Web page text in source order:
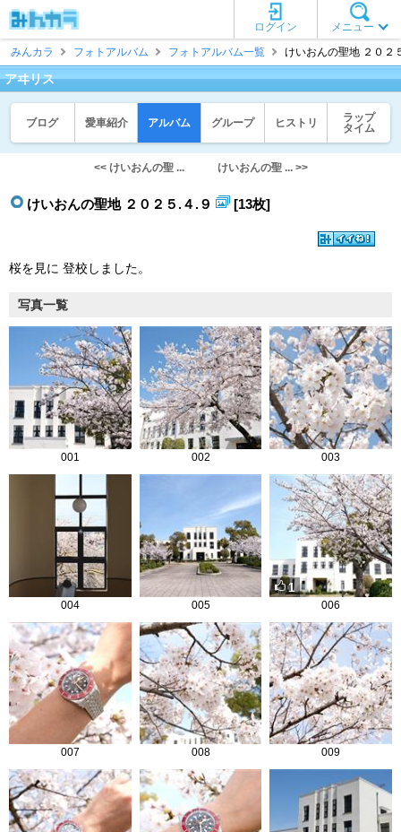
メニュー
ログイン
みんカラ
フォトアルバム フォトアルバム一覧 けいおんの聖地 ２０２
アヰリス
ブログ 愛車紹介 アルバム グループ ヒストリ
ラップ
タイム
<< けいおんの聖 ... けいおんの聖 ... >>
けいおんの聖地 ２０２５.４.９ [13枚]
桜を見に 登校しました。
写真一覧
001 002 003
004 005
1
006
007 008 009